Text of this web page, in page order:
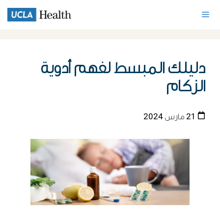
دليلك المبسط لفهم أدوية
الزكام
21 مارس 2024